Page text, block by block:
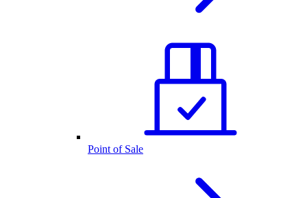
Point of Sale